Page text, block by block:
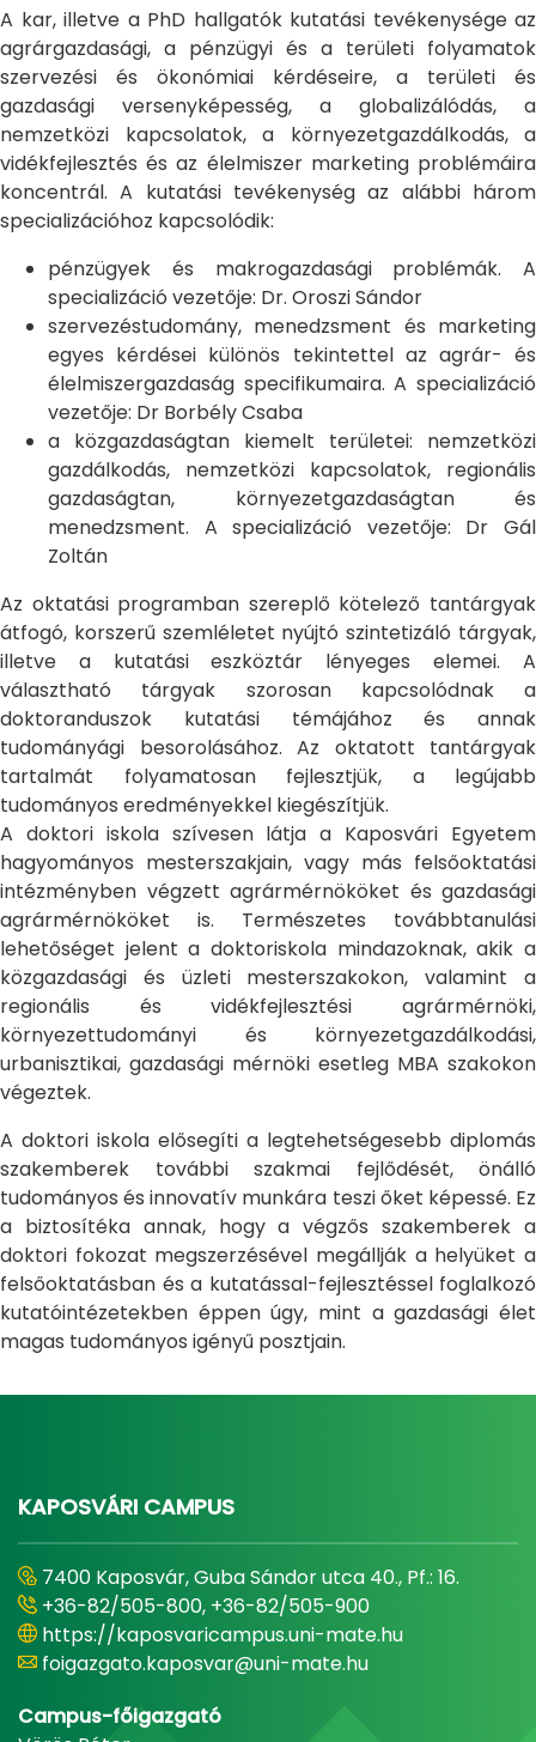
A kar, illetve a PhD hallgatók kutatási tevékenysége az
agrárgazdasági, a pénzügyi és a területi folyamatok
szervezési és ökonómiai kérdéseire, a területi és
gazdasági versenyképesség, a globalizálódás, a
nemzetközi kapcsolatok, a környezetgazdálkodás, a
vidékfejlesztés és az élelmiszer marketing problémáira
koncentrál. A kutatási tevékenység az alábbi három
specializációhoz kapcsolódik:
pénzügyek és makrogazdasági problémák. A
specializáció vezetője: Dr. Oroszi Sándor
szervezéstudomány, menedzsment és marketing
egyes kérdései különös tekintettel az agrár- és
élelmiszergazdaság specifikumaira. A specializáció
vezetője: Dr Borbély Csaba
a közgazdaságtan kiemelt területei: nemzetközi
gazdálkodás, nemzetközi kapcsolatok, regionális
gazdaságtan, környezetgazdaságtan és
menedzsment. A specializáció vezetője: Dr Gál
Zoltán
Az oktatási programban szereplő kötelező tantárgyak
átfogó, korszerű szemléletet nyújtó szintetizáló tárgyak,
illetve a kutatási eszköztár lényeges elemei. A
választható tárgyak szorosan kapcsolódnak a
doktoranduszok kutatási témájához és annak
tudományági besorolásához. Az oktatott tantárgyak
tartalmát folyamatosan fejlesztjük, a legújabb
tudományos eredményekkel kiegészítjük.
A doktori iskola szívesen látja a Kaposvári Egyetem
hagyományos mesterszakjain, vagy más felsőoktatási
intézményben végzett agrármérnököket és gazdasági
agrármérnököket is. Természetes továbbtanulási
lehetőséget jelent a doktoriskola mindazoknak, akik a
közgazdasági és üzleti mesterszakokon, valamint a
regionális és vidékfejlesztési agrármérnöki,
környezettudományi és környezetgazdálkodási,
urbanisztikai, gazdasági mérnöki esetleg MBA szakokon
végeztek.
A doktori iskola elősegíti a legtehetségesebb diplomás
szakemberek további szakmai fejlődését, önálló
tudományos és innovatív munkára teszi őket képessé. Ez
a biztosítéka annak, hogy a végzős szakemberek a
doktori fokozat megszerzésével megállják a helyüket a
felsőoktatásban és a kutatással-fejlesztéssel foglalkozó
kutatóintézetekben éppen úgy, mint a gazdasági élet
magas tudományos igényű posztjain.
KAPOSVÁRI CAMPUS
7400 Kaposvár, Guba Sándor utca 40., Pf.: 16.
+36-82/505-800, +36-82/505-900
https://kaposvaricampus.uni-mate.hu
foigazgato.kaposvar@uni-mate.hu
Campus-főigazgató